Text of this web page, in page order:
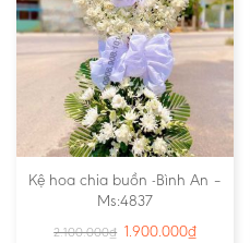
Kệ hoa chia buồn -Bình An –
Ms:4837
2.100.000₫ 1.900.000₫